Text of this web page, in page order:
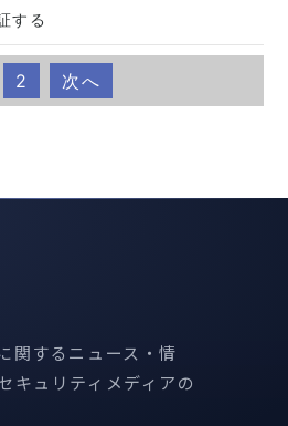
する
2 次へ
関するニュース・情
キュリティメディアの